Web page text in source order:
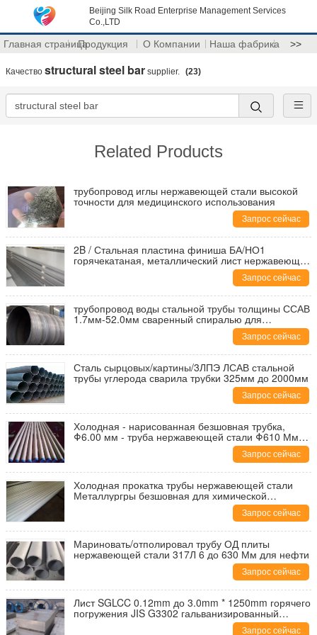
Beijing Silk Road Enterprise Management Services
Co.,LTD
Главная страницаПродукция О Компании Наша фабрика >>
Качество structural steel bar supplier. (23)
Related Products
трубопровод иглы нержавеющей стали высокой
точности для медицинского использования
Запрос сейчас
2B / Стальная пластина финиша БА/НО1
горячекатаная, металлический лист нержавеющей
Запрос сейчас
трубопровод воды стальной трубы толщины ССАВ
1.7мм-52.0мм сваренный спиралью для
Запрос сейчас
Сталь сырцовых/картины/3ЛПЭ ЛСАВ стальной
трубы углерода сварила трубки 325мм до 2000мм
Запрос сейчас
Холодная - нарисованная безшовная трубка,
Φ6.00 мм - труба нержавеющей стали Φ610 Мм
Запрос сейчас
Холодная прокатка трубы нержавеющей стали
Металлургры безшовная для химической
Запрос сейчас
Мариновать/отполировал трубу ОД плиты
нержавеющей стали 317Л 6 до 630 Мм для нефти
Запрос сейчас
Лист SGLCC 0.12mm до 3.0mm * 1250mm горячего
погружения JIS G3302 гальванизированный
Запрос сейчас